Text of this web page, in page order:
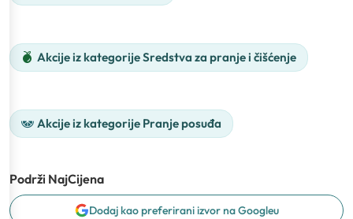
Akcije iz kategorije Sredstva za pranje i čišćenje
Akcije iz kategorije Pranje posuđa
Podrži NajCijena
Dodaj kao preferirani izvor na Googleu